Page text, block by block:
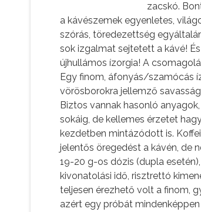
zacskó.
a kávészemek egyenletes,
szórás, töredezettség
sok izgalmat sejtetett a kávé!
újhullámos ízorgia! A
Egy finom, áfonyás/szamócás
vörösborokra jellemző
Biztos vannak hasonló
sokáig, de kellemes érzetet
kezdetben mintázódott is.
jelentős öregedést a kávén, de
19-20 g-os dózis (dupla
kivonatolási idő, risztrettó
teljesen érezhető volt a finom,
azért egy próbát